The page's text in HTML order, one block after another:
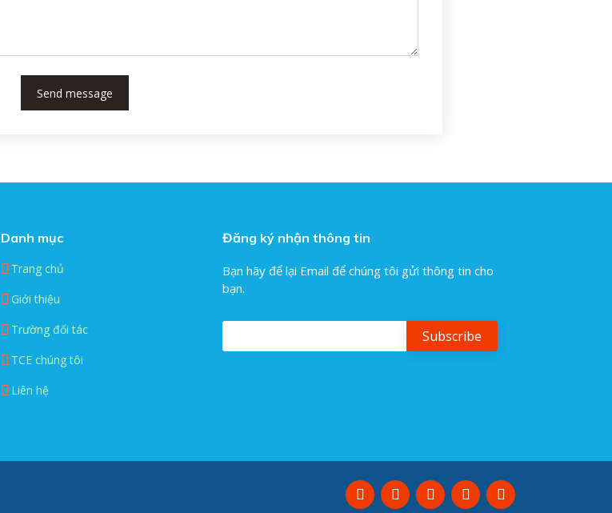
Danh mục
Trang chủ
Giới thiệu
Trường đối tác
TCE chúng tôi
Liên hệ
Đăng ký nhận thông tin
Bạn hãy để lại Email để chúng tôi gửi thông tin cho
bạn.